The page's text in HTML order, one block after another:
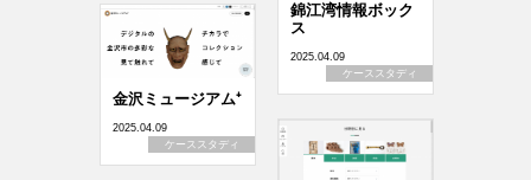
錦江湾情報ボック
ス
2025.04.09
ケーススタディ
金沢ミュージアム⁺
2025.04.09
ケーススタディ